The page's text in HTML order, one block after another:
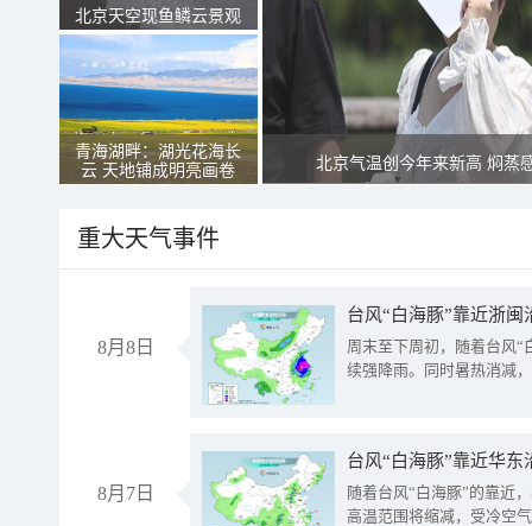
北京天空现鱼鳞云景观
青海湖畔：湖光花海长
云 天地铺成明亮画卷
北京气温创今年来新高 焖蒸
重大天气事件
8月8日
台风“白海豚”靠近浙
周末至下周初，随着台风“
续强降雨。同时暑热消减
8月7日
台风“白海豚”靠近华
随着台风“白海豚”的靠近
高温范围将缩减，受冷空